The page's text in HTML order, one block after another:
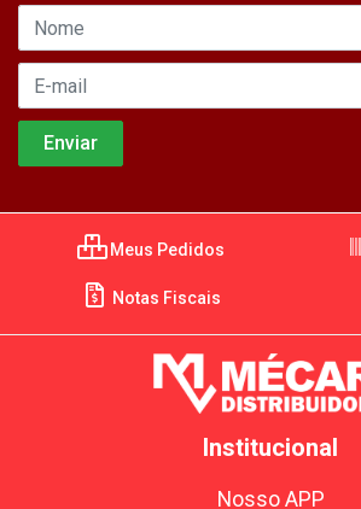
Meus Pedidos
Notas Fiscais
Institucional
Nosso APP